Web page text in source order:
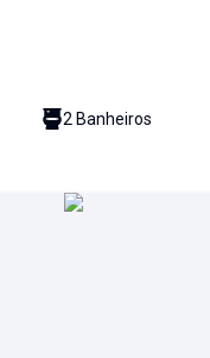
2 Banheiros